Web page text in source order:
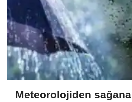
Meteorolojiden